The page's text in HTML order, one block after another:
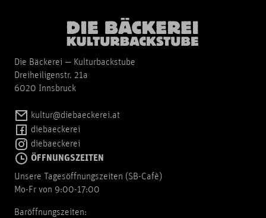
Die Bäckerei — Kulturbackstube
Dreiheiligenstr. 21a
6020 Innsbruck
kultur@diebaeckerei.at
diebaeckerei
diebaeckerei
ÖFFNUNGSZEITEN
Unsere Tagesöffnungszeiten (SB-Cafè)
Mo-Fr von 9:00-17:00
Baröffnungszeiten: